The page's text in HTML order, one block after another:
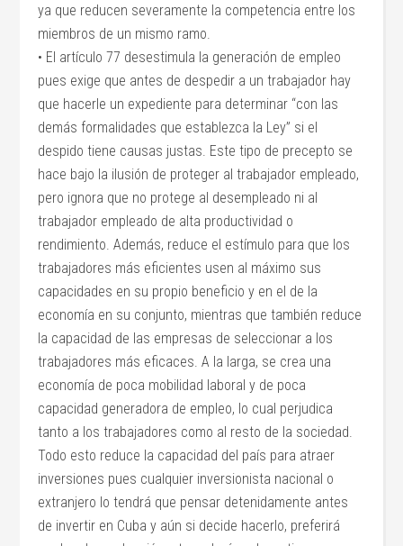
ya que reducen severamente la competencia entre los
miembros de un mismo ramo.
• El artículo 77 desestimula la generación de empleo
pues exige que antes de despedir a un trabajador hay
que hacerle un expediente para determinar “con las
demás formalidades que establezca la Ley” si el
despido tiene causas justas. Este tipo de precepto se
hace bajo la ilusión de proteger al trabajador empleado,
pero ignora que no protege al desempleado ni al
trabajador empleado de alta productividad o
rendimiento. Además, reduce el estímulo para que los
trabajadores más eficientes usen al máximo sus
capacidades en su propio beneficio y en el de la
economía en su conjunto, mientras que también reduce
la capacidad de las empresas de seleccionar a los
trabajadores más eficaces. A la larga, se crea una
economía de poca mobilidad laboral y de poca
capacidad generadora de empleo, lo cual perjudica
tanto a los trabajadores como al resto de la sociedad.
Todo esto reduce la capacidad del país para atraer
inversiones pues cualquier inversionista nacional o
extranjero lo tendrá que pensar detenidamente antes
de invertir en Cuba y aún si decide hacerlo, preferirá